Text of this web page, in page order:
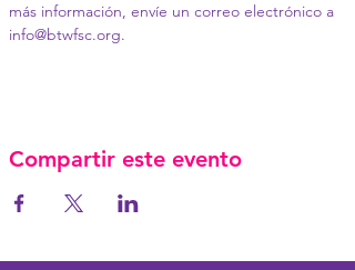
más información, envíe un correo electrónico a
info@btwfsc.org.
Compartir este evento